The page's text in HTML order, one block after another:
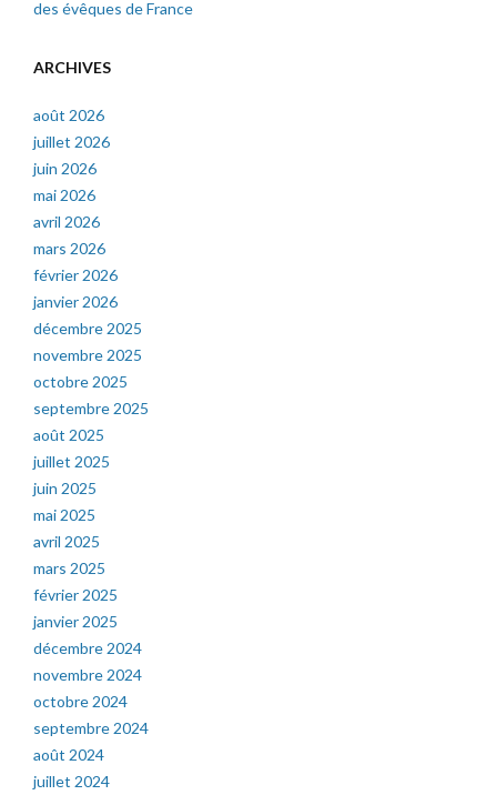
des évêques de France
ARCHIVES
août 2026
juillet 2026
juin 2026
mai 2026
avril 2026
mars 2026
février 2026
janvier 2026
décembre 2025
novembre 2025
octobre 2025
septembre 2025
août 2025
juillet 2025
juin 2025
mai 2025
avril 2025
mars 2025
février 2025
janvier 2025
décembre 2024
novembre 2024
octobre 2024
septembre 2024
août 2024
juillet 2024